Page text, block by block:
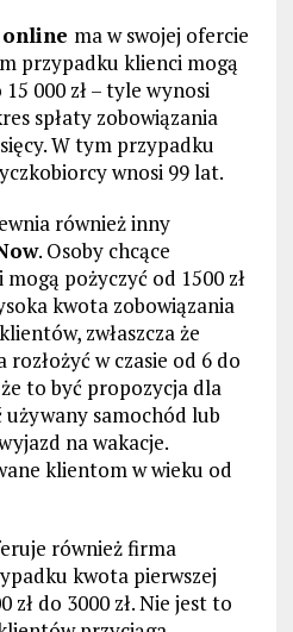
ma w swojej ofercie
przypadku klienci mogą
000 zł – tyle wynosi
spłaty zobowiązania
W tym przypadku
wnosi 99 lat.
również inny
. Osoby chcące
pożyczyć od 1500 zł
kwota zobowiązania
zwłaszcza że
rozłożyć w czasie od 6 do
to być propozycja dla
samochód lub
na wakacje.
klientom w wieku od
również firma
kwota pierwszej
zł do 3000 zł. Nie jest to